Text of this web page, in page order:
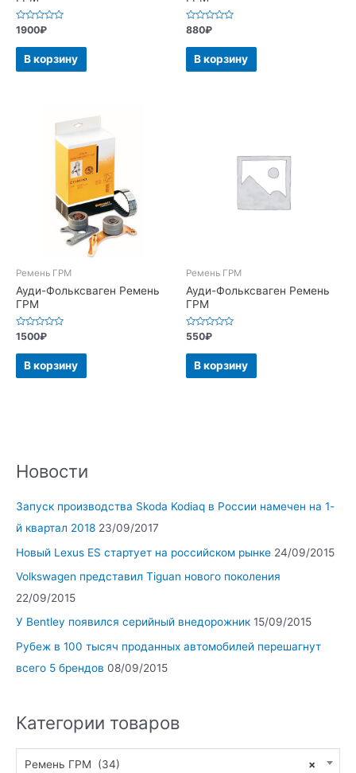
Новости
Запуск производства Skoda Kodiaq в России намечен на 1-
й квартал 2018 23/09/2017
Новый Lexus ES стартует на российском рынке 24/09/2015
Volkswagen представил Tiguan нового поколения
22/09/2015
У Bentley появился серийный внедорожник 15/09/2015
Рубеж в 100 тысяч проданных автомобилей перешагнут
всего 5 брендов 08/09/2015
Категории товаров
×
Ремень ГРМ (34)
Оценка
из
1900₽
В корзину
Оценка
из
880₽
В корзину
Ремень ГРМ
Ауди-Фольксваген Ремень
ГРМ
Оценка
из
1500₽
В корзину
Ремень ГРМ
Ауди-Фольксваген Ремень
ГРМ
Оценка
из
550₽
В корзину